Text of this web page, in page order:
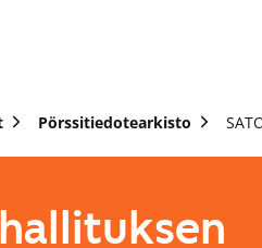
Pörssitiedotearkisto